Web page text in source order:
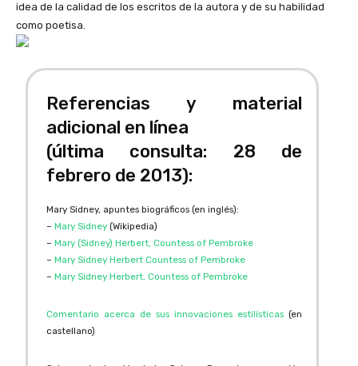
idea de la calidad de los escritos de la autora y de su habilidad
como poetisa.
Referencias y material
adicional en línea
(última consulta: 28 de
febrero de 2013):
Mary Sidney, apuntes biográficos (en inglés):
–Mary Sidney (Wikipedia)
–Mary (Sidney) Herbert, Countess of Pembroke
–Mary Sidney Herbert Countess of Pembroke
–Mary Sidney Herbert, Countess of Pembroke
Comentario acerca de sus innovaciones estilísticas (en
castellano)